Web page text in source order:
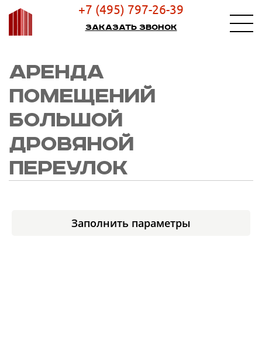
+7 (495) 797-26-39
Заказать звонок
АРЕНДА
ПОМЕЩЕНИЙ
БОЛЬШОЙ
ДРОВЯНОЙ
ПЕРЕУЛОК
Заполнить параметры